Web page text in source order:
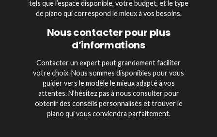
tels que l’espace disponible, votre budget, et le type
de piano qui correspond le mieux à vos besoins.
Nous contacter pour plus
d’informations
Contacter un expert peut grandement faciliter
votre choix. Nous sommes disponibles pour vous
guider vers le modèle le mieux adapté à vos
attentes. N’hésitez pas à nous consulter pour
obtenir des conseils personnalisés et trouver le
piano qui vous conviendra parfaitement.